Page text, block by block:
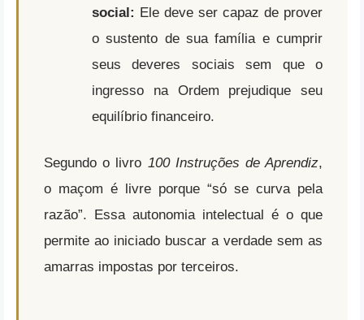
social: Ele deve ser capaz de prover
o sustento de sua família e cumprir
seus deveres sociais sem que o
ingresso na Ordem prejudique seu
equilíbrio financeiro.
Segundo o livro 100 Instruções de Aprendiz,
o maçom é livre porque “só se curva pela
razão”. Essa autonomia intelectual é o que
permite ao iniciado buscar a verdade sem as
amarras impostas por terceiros.